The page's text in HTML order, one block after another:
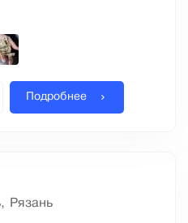
Подробнее
Рязань